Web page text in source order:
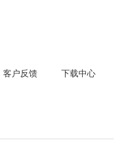
客户反馈 下载中心